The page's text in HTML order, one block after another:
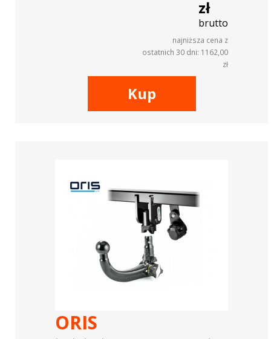
zł
brutto
najniższa cena z
ostatnich 30 dni: 1162,00
zł
Kup
ORIS